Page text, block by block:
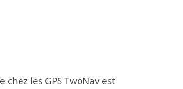
chez les GPS TwoNav est